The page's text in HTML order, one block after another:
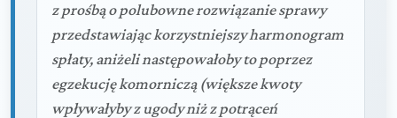
z prośbą o polubowne rozwiązanie sprawy
przedstawiając korzystniejszy harmonogram
spłaty, aniżeli następowałoby to poprzez
egzekucję komorniczą (większe kwoty
wpływałyby z ugody niż z potrąceń